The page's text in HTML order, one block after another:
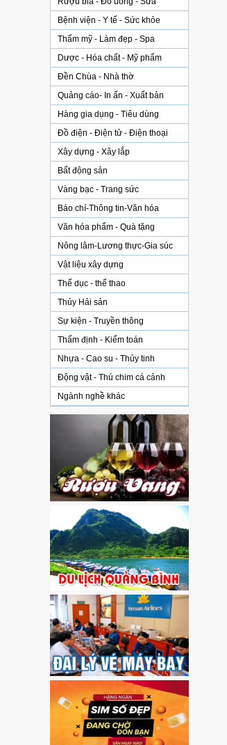
Bệnh viện - Y tế - Sức khỏe
Thẩm mỹ - Làm đẹp - Spa
Dược - Hóa chất - Mỹ phẩm
Đền Chùa - Nhà thờ
Quảng cáo- In ấn - Xuất bản
Hàng gia dụng - Tiêu dùng
Đồ điện - Điện tử - Điện thoại
Xây dựng - Xây lắp
Bất động sản
Vàng bạc - Trang sức
Báo chí-Thông tin-Văn hóa
Văn hóa phẩm - Quà tặng
Nông lâm-Lương thực-Gia súc
Vật liệu xây dựng
Thể dục - thể thao
Thủy Hải sản
Sự kiện - Truyền thông
Thẩm định - Kiểm toán
Nhựa - Cao su - Thủy tinh
Động vật - Thú chim cá cảnh
Ngành nghề khác